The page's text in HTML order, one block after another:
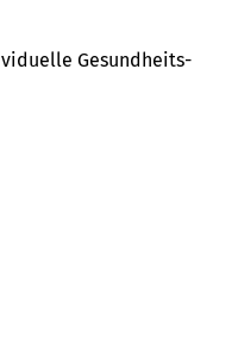
Gesund­heits-